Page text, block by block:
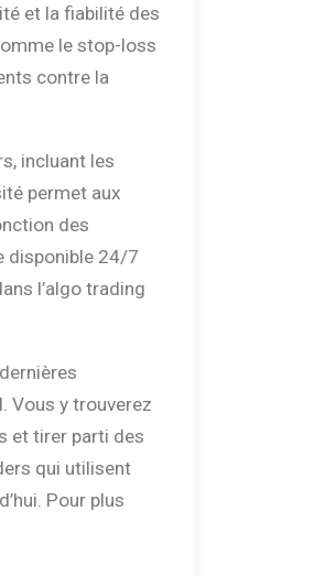
et la fiabilité des
le stop-loss
contre la
incluant les
permet aux
des
disponible 24/7
l’algo trading
Vous y trouverez
et tirer parti des
qui utilisent
Pour plus